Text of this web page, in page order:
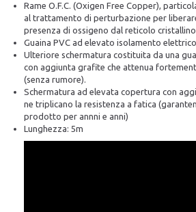
Rame O.F.C. (Oxigen Free Copper),
al trattamento di perturbazione per
presenza di ossigeno dal reticolo
Guaina PVC ad elevato isolamento
Ulteriore schermatura costituita da una
con aggiunta grafite che attenua
(senza rumore).
Schermatura ad elevata copertura con
ne triplicano la resistenza a fatica
prodotto per annni e anni)
Lunghezza: 5m